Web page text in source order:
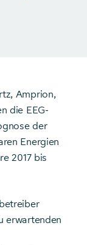
Amprion,
die EEG-
der
Energien
2017 bis
erwartenden